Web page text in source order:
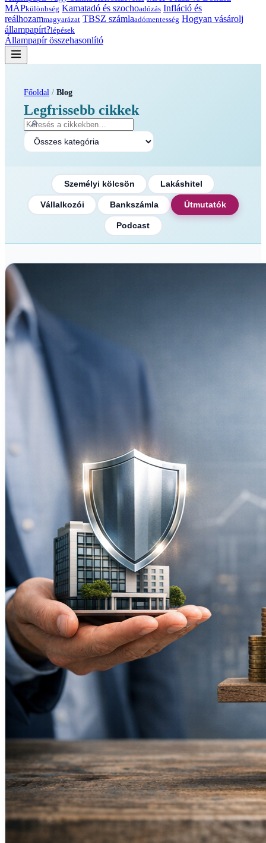
MÁPkülönbség Kamatadó és szochoadózás Infláció és
reálhozammagyarázat TBSZ számlaadómentesség Hogyan vásárolj
állampapírt?lépések
Állampapír összehasonlító
Főoldal / Blog
Legfrissebb cikkek
🔎
Személyi kölcsön Lakáshitel
Vállalkozói Bankszámla Útmutatók
Podcast